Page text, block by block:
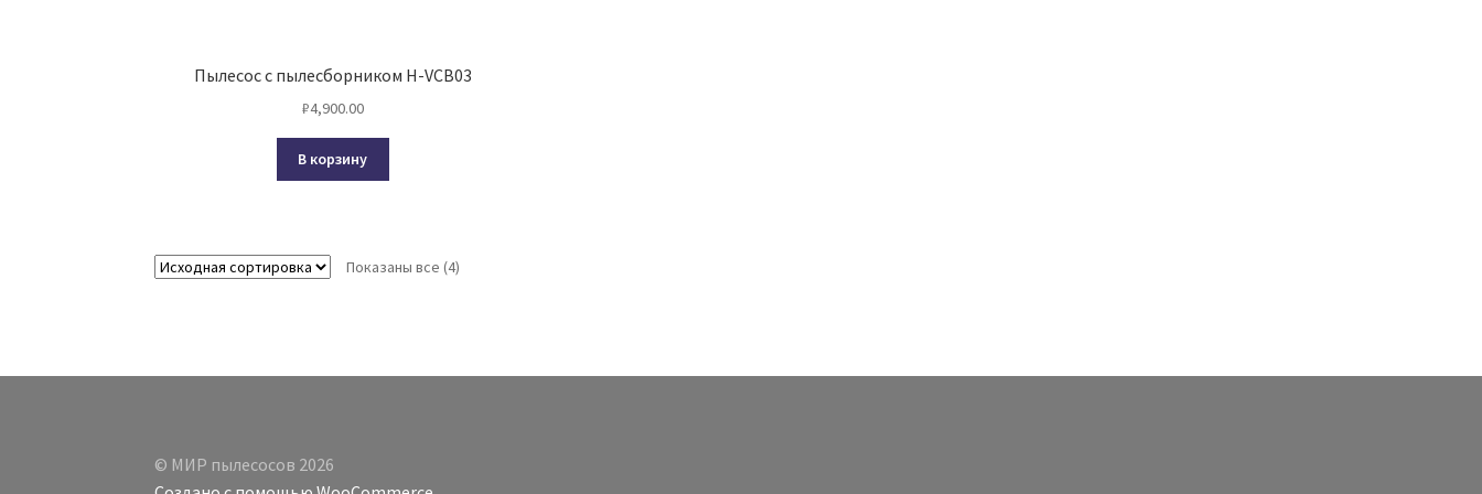
Пылесос с пылесборником H-VCB03
₽4,900.00
В корзину
Показаны все (4)
© МИР пылесосов 2026